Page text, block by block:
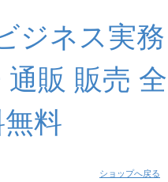
ジネス実務
販 販売 全
料
ショップへ戻る